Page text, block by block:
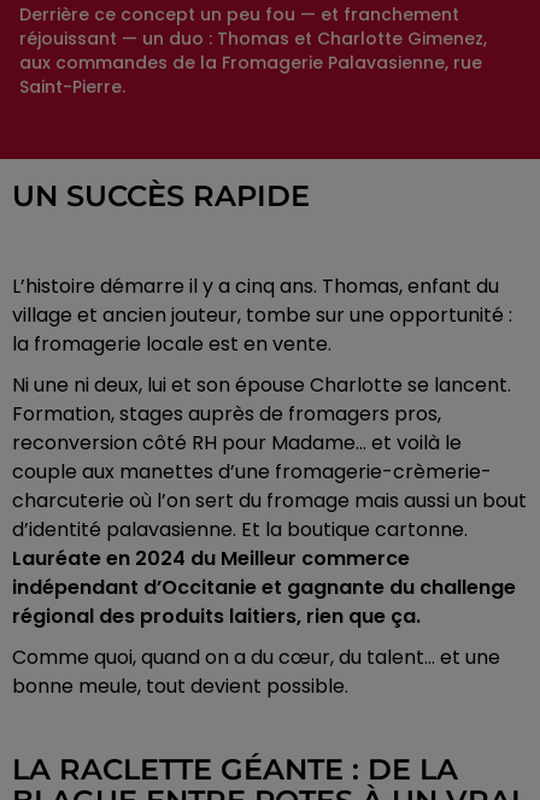
Derrière ce concept un peu fou — et franchement
réjouissant — un duo : Thomas et Charlotte Gimenez,
aux commandes de la Fromagerie Palavasienne, rue
Saint-Pierre.
UN SUCCÈS RAPIDE
L’histoire démarre il y a cinq ans. Thomas, enfant du
village et ancien jouteur, tombe sur une opportunité :
la fromagerie locale est en vente.
Ni une ni deux, lui et son épouse Charlotte se lancent.
Formation, stages auprès de fromagers pros,
reconversion côté RH pour Madame… et voilà le
couple aux manettes d’une fromagerie-crèmerie-
charcuterie où l’on sert du fromage mais aussi un bout
d’identité palavasienne. Et la boutique cartonne.
Lauréate en 2024 du Meilleur commerce
indépendant d’Occitanie et gagnante du challenge
régional des produits laitiers, rien que ça.
Comme quoi, quand on a du cœur, du talent… et une
bonne meule, tout devient possible.
LA RACLETTE GÉANTE : DE LA